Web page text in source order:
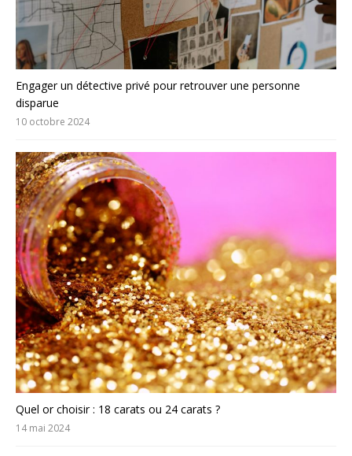
Engager un détective privé pour retrouver une personne
disparue
10 octobre 2024
Quel or choisir : 18 carats ou 24 carats ?
14 mai 2024